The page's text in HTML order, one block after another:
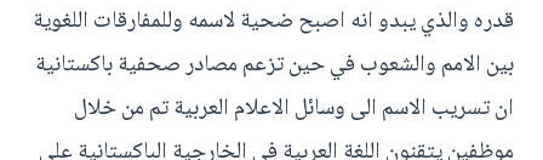
قدره والذي يبدو انه اصبح ضحية لاسمه وللمفارقات اللغوية
بين الامم والشعوب في حين تزعم مصادر صحفية باكستانية
ان تسريب الاسم الى وسائل الاعلام العربية تم من خلال